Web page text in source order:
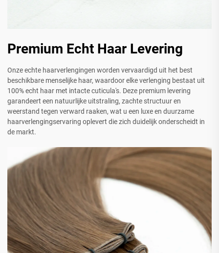
Premium Echt Haar Levering
Onze echte haarverlengingen worden vervaardigd uit het best
beschikbare menselijke haar, waardoor elke verlenging bestaat uit
100% echt haar met intacte cuticula's. Deze premium levering
garandeert een natuurlijke uitstraling, zachte structuur en
weerstand tegen verward raaken, wat u een luxe en duurzame
haarverlengingservaring oplevert die zich duidelijk onderscheidt in
de markt.